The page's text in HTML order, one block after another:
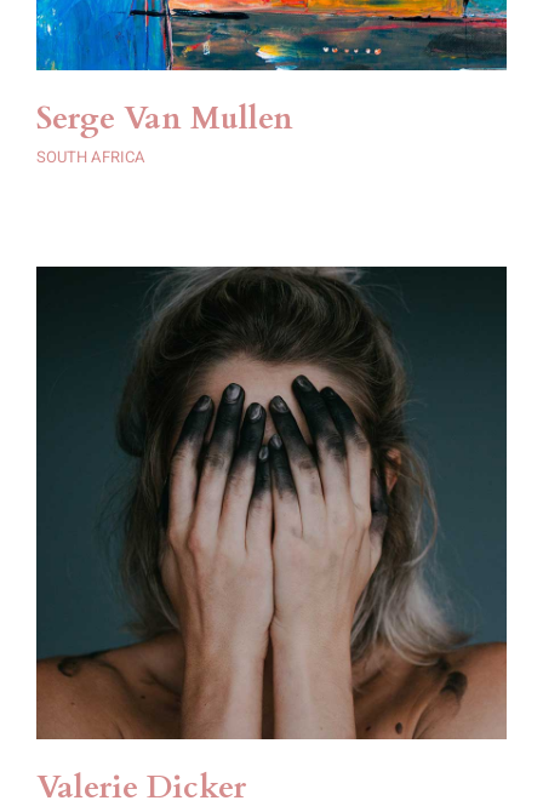
Serge Van Mullen
SOUTH AFRICA
Valerie Dicker